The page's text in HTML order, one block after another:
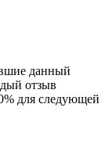
данный
отзыв
для следующей